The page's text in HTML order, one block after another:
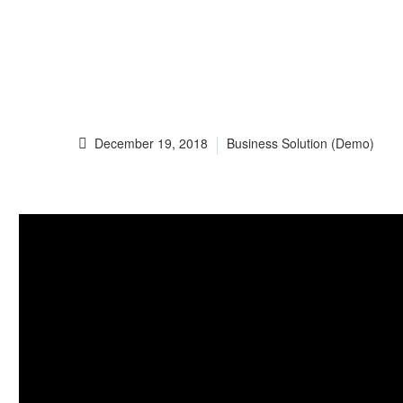
December 19, 2018 Business Solution (Demo)